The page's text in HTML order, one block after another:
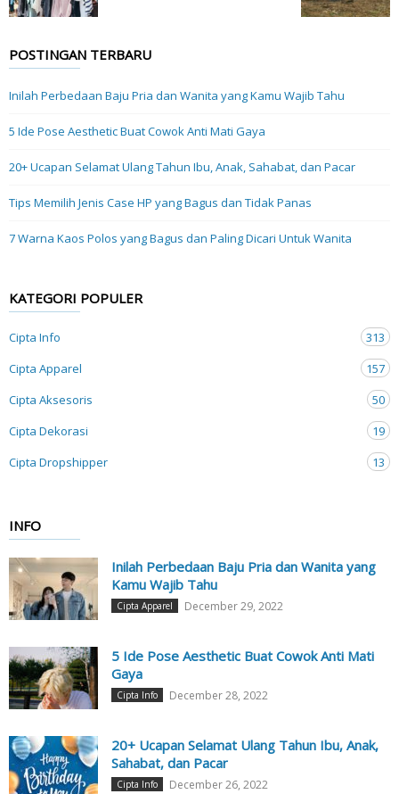
POSTINGAN TERBARU
Inilah Perbedaan Baju Pria dan Wanita yang Kamu Wajib Tahu
5 Ide Pose Aesthetic Buat Cowok Anti Mati Gaya
20+ Ucapan Selamat Ulang Tahun Ibu, Anak, Sahabat, dan Pacar
Tips Memilih Jenis Case HP yang Bagus dan Tidak Panas
7 Warna Kaos Polos yang Bagus dan Paling Dicari Untuk Wanita
KATEGORI POPULER
Cipta Info
313
Cipta Apparel
157
Cipta Aksesoris
50
Cipta Dekorasi
19
Cipta Dropshipper
13
INFO
Inilah Perbedaan Baju Pria dan Wanita yang
Kamu Wajib Tahu
Cipta Apparel December 29, 2022
5 Ide Pose Aesthetic Buat Cowok Anti Mati
Gaya
Cipta Info December 28, 2022
20+ Ucapan Selamat Ulang Tahun Ibu, Anak,
Sahabat, dan Pacar
Cipta Info December 26, 2022